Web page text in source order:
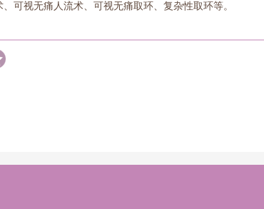
可视无痛人流术、可视无痛取环、复杂性取环等。